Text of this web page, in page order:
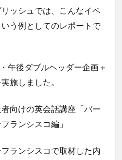
ッシュでは、こんなイベ
う例としてのレポートで
午後ダブルヘッダー企画＋
施しました。
向けの英会話講座「バー
ランシスコ編」
ランシスコで取材した内